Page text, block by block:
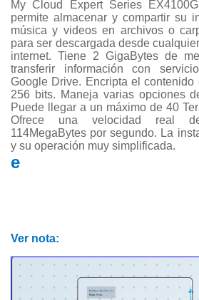
My Cloud Expert Series
permite almacenar y compartir su
música y videos en archivos o
para ser descargada desde
internet. Tiene 2 GigaBytes de
transferir información con
Google Drive. Encripta el
256 bits. Maneja varias opciones
Puede llegar a un máximo de 40
Ofrece una velocidad real
114MegaBytes por segundo. La
y su operación muy simplificada.
e
Ver nota: